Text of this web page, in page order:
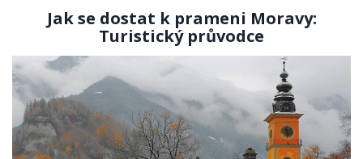
Jak se dostat k prameni Moravy:
Turistický průvodce